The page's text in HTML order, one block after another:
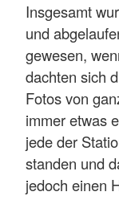
Insgesamt
und
gewesen,
dachten sich
Fotos von
immer etwas
jede der
standen und
jedoch einen